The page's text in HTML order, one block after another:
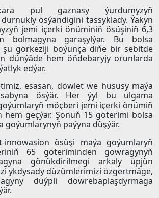
pul gaznasy ýurdumyzyň
ösýändigini tassyklady. Ýakyn
jemi içerki önüminiň ösüşiniň 6,3
garaşylýar. Bu bolsa
şu görkeziji boýunça diňe bir sebitde
dünýäde hem öňdebaryjy orunlarda
edýär.
esasan, döwlet we hususy maýa
ösýär. Her ýyl bu ulgama
möçberi jemi içerki önümiň
hem geçýär. Şonuň 15 göterimi bolsa
goýumlarynyň paýyna düşýär.
innowasion ösüşi maýa goýumlaryň
65 göteriminden gowragynyň
gönükdirilmegi arkaly üpjün
ykdysady düzümlerimizi özgertmäge,
düýpli döwrebaplaşdyrmaga